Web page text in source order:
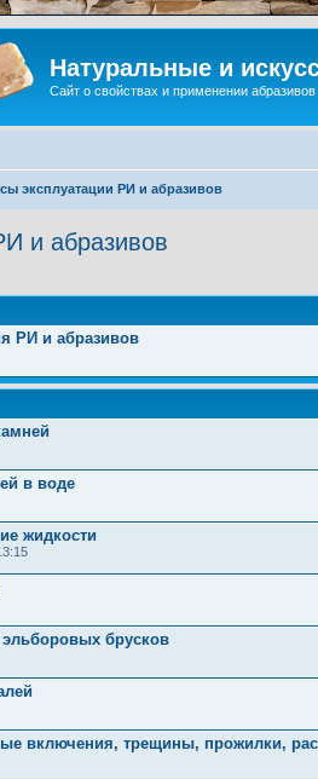
Натуральные и
Сайт о свойствах и применении абразивов
эксплуатации РИ и абразивов
и абразивов
РИ и абразивов
в воде
жидкости
брусков
включения, трещины, прожилки,